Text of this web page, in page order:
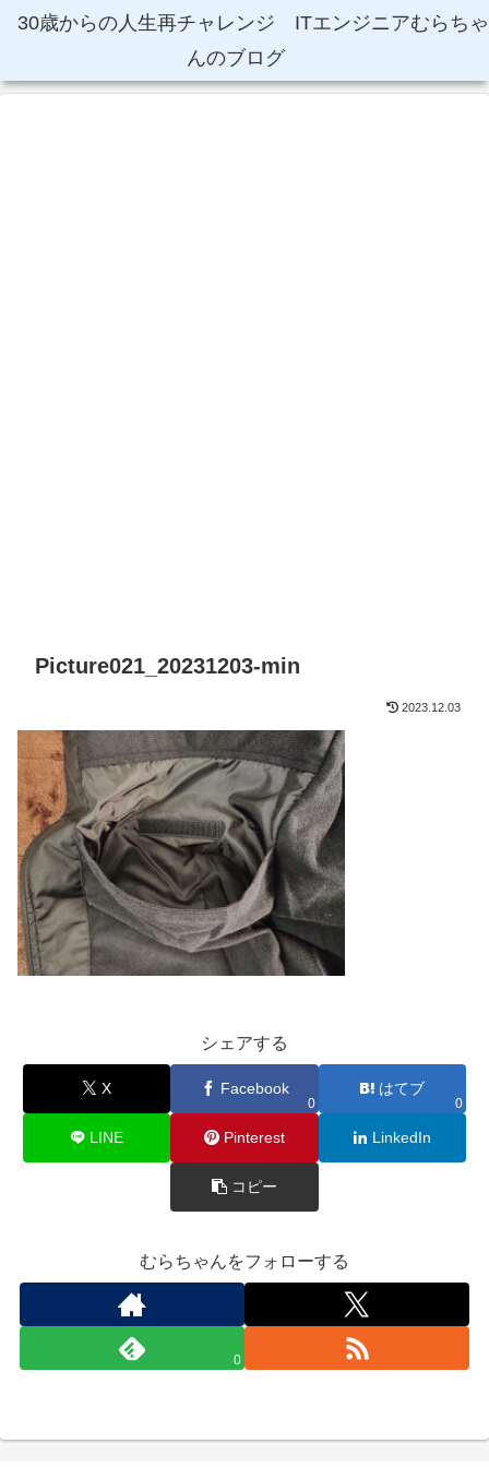
30歳からの人生再チャレンジ ITエンジニアむらちゃ
んのブログ
Picture021_20231203-min
2023.12.03
シェアする
X Facebook
0
はてブ
0
LINE Pinterest LinkedIn
コピー
むらちゃんをフォローする
0